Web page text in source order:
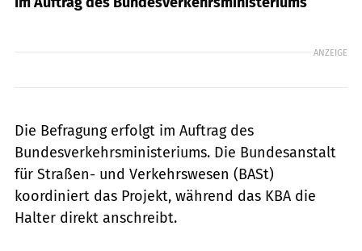
ANZEIGE
Die Befragung erfolgt im Auftrag des
Bundesverkehrsministeriums. Die Bundesanstalt
für Straßen- und Verkehrswesen (BASt)
koordiniert das Projekt, während das KBA die
Halter direkt anschreibt.